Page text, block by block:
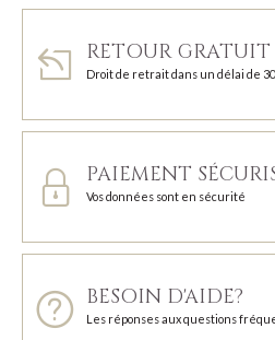
RETOUR GRATUIT
Droit de retrait dans un délai de
PAIEMENT
Vos données sont en sécurité
BESOIN D'AIDE?
Les réponses aux questions